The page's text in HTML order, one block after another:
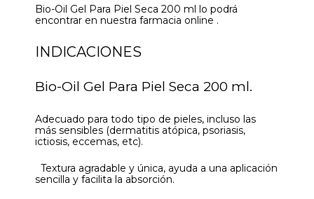
Bio-Oil Gel Para Piel Seca 200 ml lo podrá
encontrar en nuestra farmacia online .
INDICACIONES
Bio-Oil Gel Para Piel Seca 200 ml.
Adecuado para todo tipo de pieles, incluso las
más sensibles (dermatitis atópica, psoriasis,
ictiosis, eccemas, etc).
Textura agradable y única, ayuda a una aplicación
sencilla y facilita la absorción.